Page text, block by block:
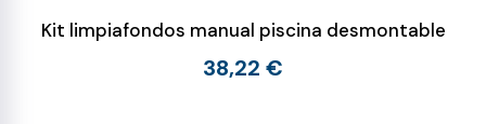
Kit limpiafondos manual piscina desmontable
38,22 €